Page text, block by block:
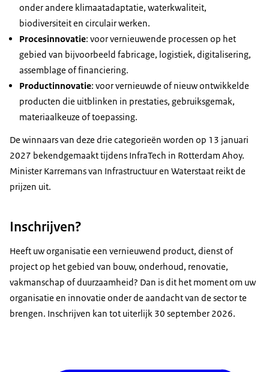
onder andere klimaatadaptatie, waterkwaliteit,
biodiversiteit en circulair werken.
Procesinnovatie: voor vernieuwende processen op het
gebied van bijvoorbeeld fabricage, logistiek, digitalisering,
assemblage of financiering.
Productinnovatie: voor vernieuwde of nieuw ontwikkelde
producten die uitblinken in prestaties, gebruiksgemak,
materiaalkeuze of toepassing.
De winnaars van deze drie categorieën worden op 13 januari
2027 bekendgemaakt tijdens InfraTech in Rotterdam Ahoy.
Minister Karremans van Infrastructuur en Waterstaat reikt de
prijzen uit.
Inschrijven?
Heeft uw organisatie een vernieuwend product, dienst of
project op het gebied van bouw, onderhoud, renovatie,
vakmanschap of duurzaamheid? Dan is dit het moment om uw
organisatie en innovatie onder de aandacht van de sector te
brengen. Inschrijven kan tot uiterlijk 30 september 2026.